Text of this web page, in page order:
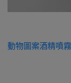
動物圖案酒精噴